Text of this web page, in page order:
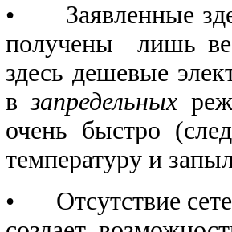
• Заявленные
получены лишь
здесь дешевые
взапредельных
очень быстро
температуру и
• Отсутствие